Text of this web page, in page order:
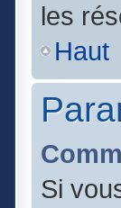
les
Haut
Si